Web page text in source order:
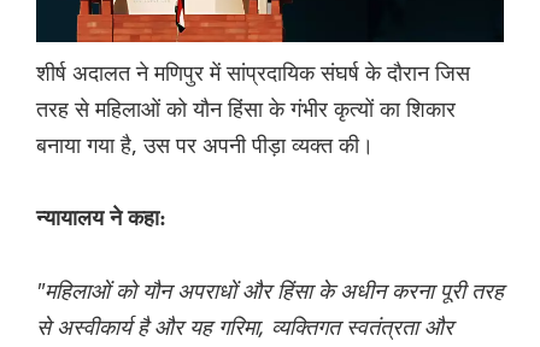
शीर्ष अदालत ने मणिपुर में सांप्रदायिक संघर्ष के दौरान जिस
तरह से महिलाओं को यौन हिंसा के गंभीर कृत्यों का शिकार
बनाया गया है, उस पर अपनी पीड़ा व्यक्त की।
न्यायालय ने कहा:
"महिलाओं को यौन अपराधों और हिंसा के अधीन करना पूरी तरह
से अस्वीकार्य है और यह गरिमा, व्यक्तिगत स्वतंत्रता और